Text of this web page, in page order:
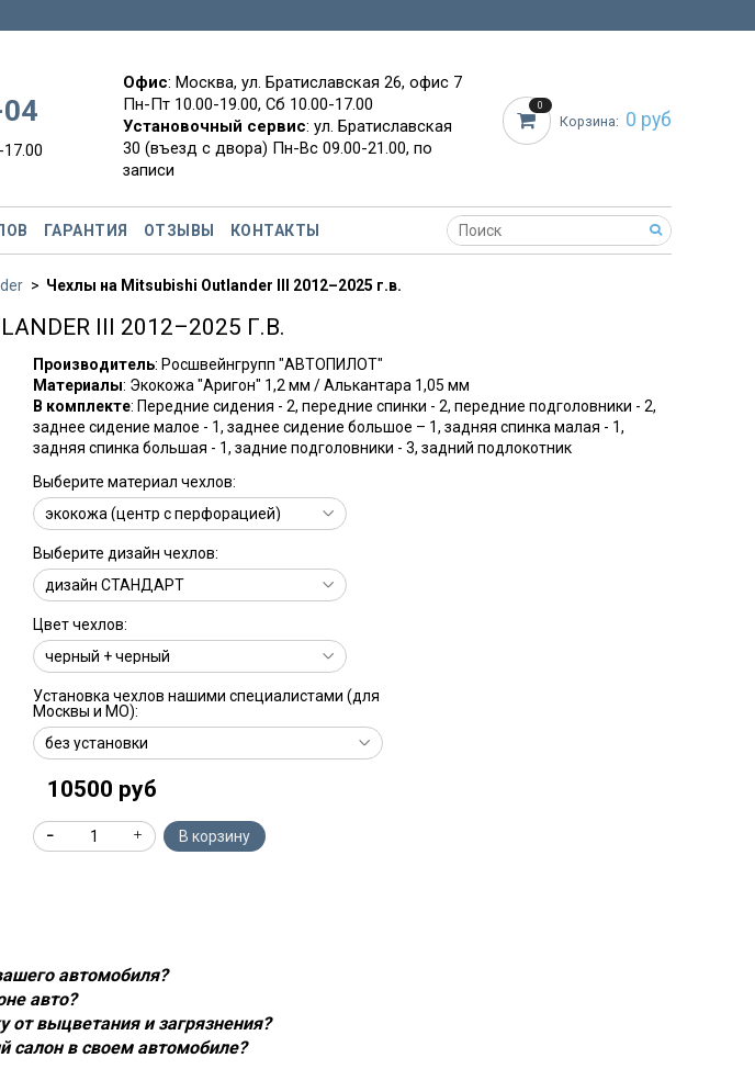
Офис: Москва, ул. Братиславская 26, офис 7
Пн-Пт 10.00-19.00, Сб 10.00-17.00
Установочный сервис: ул. Братиславская
30 (въезд с двора) Пн-Вс 09.00-21.00, по
записи
0
Корзина: 0 руб
ГАРАНТИЯ ОТЗЫВЫ КОНТАКТЫ
Чехлы на Mitsubishi Outlander III 2012–2025 г.в.
III 2012–2025 Г.В.
Производитель: Росшвейнгрупп "АВТОПИЛОТ"
Материалы: Экокожа "Аригон" 1,2 мм / Алькантара 1,05 мм
В комплекте: Передние сидения - 2, передние спинки - 2, передние подголовники - 2,
заднее сидение малое - 1, заднее сидение большое – 1, задняя спинка малая - 1,
задняя спинка большая - 1, задние подголовники - 3, задний подлокотник
Выберите материал чехлов:
Выберите дизайн чехлов:
Цвет чехлов:
Установка чехлов нашими специалистами (для
Москвы и МО):
10500 руб
В корзину
автомобиля?
авто?
от выцветания и загрязнения?
в своем автомобиле?